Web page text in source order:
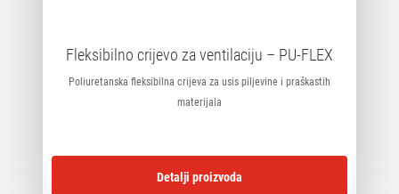
Fleksibilno crijevo za ventilaciju – PU-FLEX
Poliuretanska fleksibilna crijeva za usis piljevine i praškastih
materijala
Detalji proizvoda